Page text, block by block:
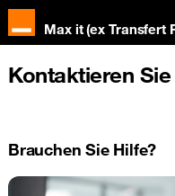
Max it (ex Transfert
Sie sind bereits
Erster Besuch?
Ihr
Kontaktieren
Brauchen Sie Hilfe?